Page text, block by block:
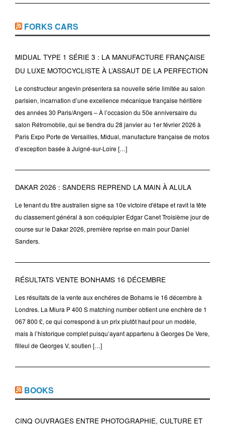
FORKS CARS
MIDUAL TYPE 1 SÉRIE 3 : LA MANUFACTURE FRANÇAISE
DU LUXE MOTOCYCLISTE À L’ASSAUT DE LA PERFECTION
Le constructeur angevin présentera sa nouvelle série limitée au salon
parisien, incarnation d’une excellence mécanique française héritière
des années 30 Paris/Angers – À l’occasion du 50e anniversaire du
salon Rétromobile, qui se tiendra du 28 janvier au 1er février 2026 à
Paris Expo Porte de Versailles, Midual, manufacture française de motos
d’exception basée à Juigné-sur-Loire […]
DAKAR 2026 : SANDERS REPREND LA MAIN À ALULA
Le tenant du titre australien signe sa 10e victoire d'étape et ravit la tête
du classement général à son coéquipier Edgar Canet Troisième jour de
course sur le Dakar 2026, première reprise en main pour Daniel
Sanders.
RÉSULTATS VENTE BONHAMS 16 DÉCEMBRE
Les résultats de la vente aux enchéres de Bohams le 16 décembre à
Londres. La Miura P 400 S matching number obtient une enchère de 1
067 800 £, ce qui correspond à un prix plutôt haut pour un modèle,
mais à l’historique complet puisqu’ayant appartenu à Georges De Vere,
filleul de Georges V, soutien […]
BOOKS
CINQ OUVRAGES ENTRE PHOTOGRAPHIE, CULTURE ET